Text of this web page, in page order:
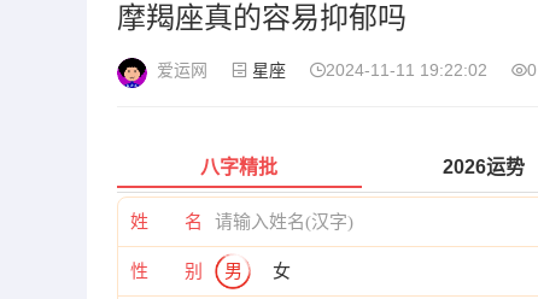
摩羯座真的容易抑郁吗
爱运网 星座 2024-11-11 19:22:02 0
八字精批 2026运势
姓 名
性 别 男 女